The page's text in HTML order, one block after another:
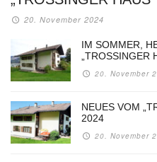
20. November 2024
IM SOMMER,
„TROSSINGER
20. November
NEUES VOM
2024
20. November